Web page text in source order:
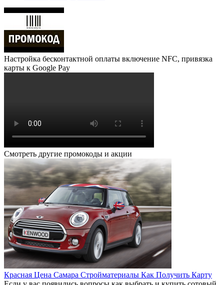
Настройка бесконтактной оплаты включение NFC, привязка
карты к Google Pay
Смотреть другие промокоды и акции
Красная Цена Самара Стройматериалы Как Получить Карту